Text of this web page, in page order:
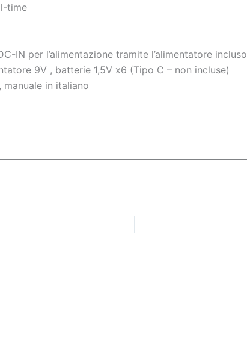
time
IN per l’alimentazione tramite l’alimentatore incluso
9V , batterie 1,5V x6 (Tipo C – non incluse)
in italiano